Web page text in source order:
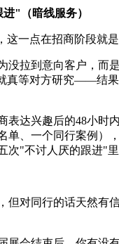
"（暗线服务）
一点在招商阶段就是
没拉到意向客户，而
真等对方研究——结
表达兴趣后的48小时
单、一个同行案例）
次"不讨人厌的跟进"里
但对同行的话天然有